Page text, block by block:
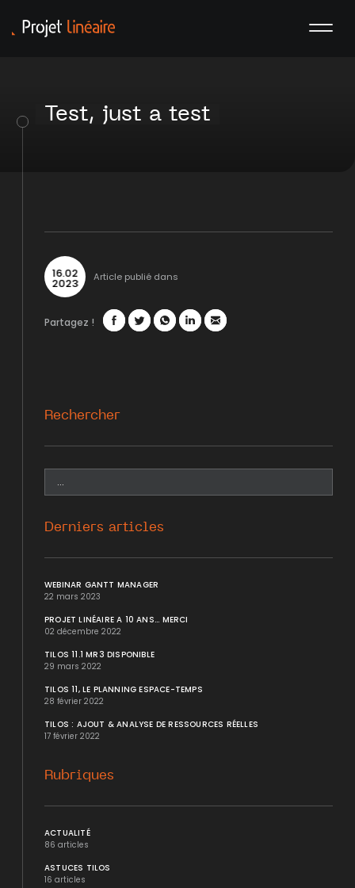
Test, just a test
16.02
2023 Article publié dans
Partagez !
Rechercher
Derniers articles
WEBINAR GANTT MANAGER
22 mars 2023
PROJET LINÉAIRE A 10 ANS... MERCI
02 décembre 2022
TILOS 11.1 MR3 DISPONIBLE
29 mars 2022
TILOS 11, LE PLANNING ESPACE-TEMPS
28 février 2022
TILOS : AJOUT & ANALYSE DE RESSOURCES RÉELLES
17 février 2022
Rubriques
ACTUALITÉ
86 articles
ASTUCES TILOS
16 articles